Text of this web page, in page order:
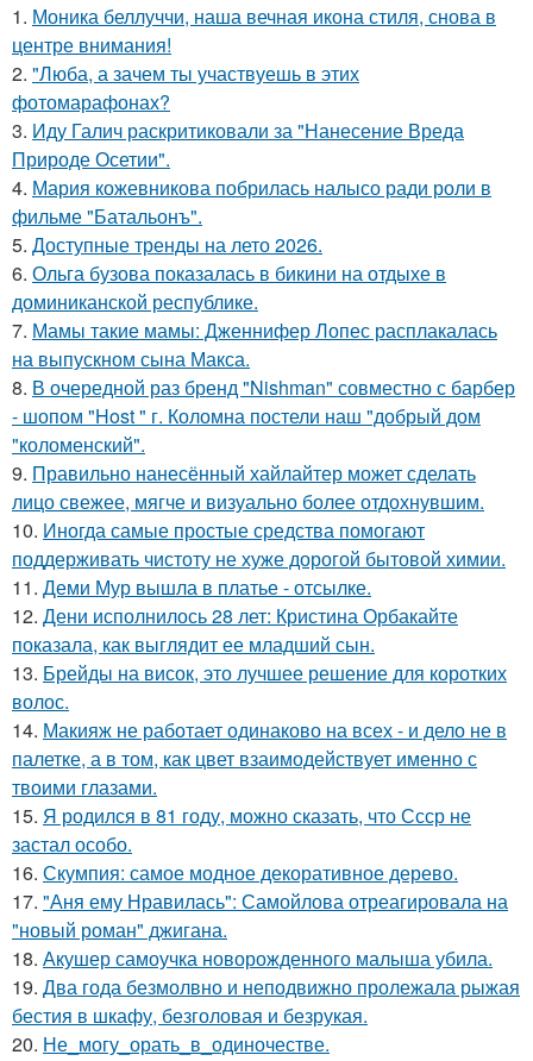
1. Моника беллуччи, наша вечная икона стиля, снова в
центре внимания!
2. "Люба, а зачем ты участвуешь в этих
фотомарафонах?
3. Иду Галич раскритиковали за "Нанесение Вреда
Природе Осетии".
4. Мария кожевникова побрилась налысо ради роли в
фильме "Батальонъ".
5. Доступные тренды на лето 2026.
6. Ольга бузова показалась в бикини на отдыхе в
доминиканской республике.
7. Мамы такие мамы: Дженнифер Лопес расплакалась
на выпускном сына Макса.
8. В очередной раз бренд "Nishman" совместно с барбер
- шопом "Host " г. Коломна постели наш "добрый дом
"коломенский".
9. Правильно нанесённый хайлайтер может сделать
лицо свежее, мягче и визуально более отдохнувшим.
10. Иногда самые простые средства помогают
поддерживать чистоту не хуже дорогой бытовой химии.
11. Деми Мур вышла в платье - отсылке.
12. Дени исполнилось 28 лет: Кристина Орбакайте
показала, как выглядит ее младший сын.
13. Брейды на висок, это лучшее решение для коротких
волос.
14. Макияж не работает одинаково на всех - и дело не в
палетке, а в том, как цвет взаимодействует именно с
твоими глазами.
15. Я родился в 81 году, можно сказать, что Ссср не
застал особо.
16. Скумпия: самое модное декоративное дерево.
17. "Аня ему Нравилась": Самойлова отреагировала на
"новый роман" джигана.
18. Акушер самоучка новорожденного малыша убила.
19. Два года безмолвно и неподвижно пролежала рыжая
бестия в шкафу, безголовая и безрукая.
20. Не_могу_орать_в_одиночестве.